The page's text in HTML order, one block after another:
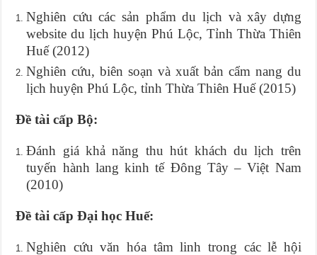
Nghiên cứu các sản phẩm du lịch và xây dựng
website du lịch huyện Phú Lộc, Tỉnh Thừa Thiên
Huế (2012)
Nghiên cứu, biên soạn và xuất bản cẩm nang du
lịch huyện Phú Lộc, tỉnh Thừa Thiên Huế (2015)
Đề tài cấp Bộ:
Đánh giá khả năng thu hút khách du lịch trên
tuyến hành lang kinh tế Đông Tây – Việt Nam
(2010)
Đề tài cấp Đại học Huế:
Nghiên cứu văn hóa tâm linh trong các lễ hội